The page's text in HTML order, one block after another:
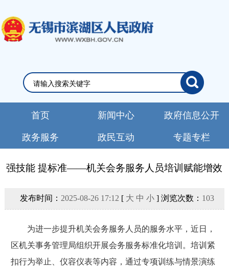
首页 新闻中心 政府信息公开
政务服务 政民互动 专题专栏
强技能 提标准——机关会务服务人员培训赋能增效
发布时间： 2025-08-26 17:12 [ 大 中 小] 浏览次数： 103
为进一步提升机关会务服务人员的服务水平，近日，
区机关事务管理局组织开展会务服务标准化培训。培训紧
扣行为举止、仪容仪表等内容，通过专项训练与情景演练